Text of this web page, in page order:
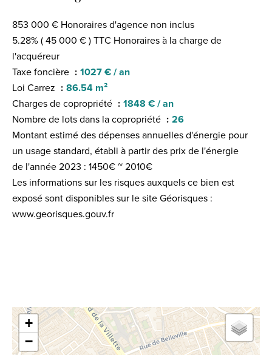
853 000 € Honoraires d'agence non inclus
5.28% ( 45 000 € ) TTC Honoraires à la charge de
l'acquéreur
Taxe foncière
1027 € / an
Loi Carrez
86.54 m²
Charges de copropriété
1848 € / an
Nombre de lots dans la copropriété
26
Montant estimé des dépenses annuelles d'énergie pour
un usage standard, établi à partir des prix de l'énergie
de l'année 2023 : 1450€ ~ 2010€
Les informations sur les risques auxquels ce bien est
exposé sont disponibles sur le site Géorisques :
www.georisques.gouv.fr
+
−